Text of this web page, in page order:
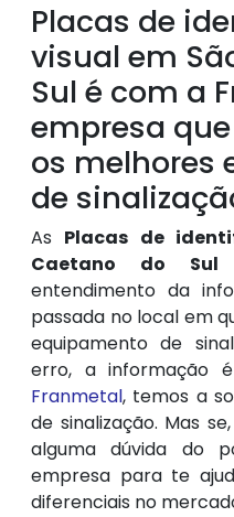
Placas de
visual em
Sul é com a
empresa
os melhores
de
As Placas de
Caetano do Sul
entendimento da
passada no local em
equipamento de
erro, a informação
Franmetal, temos a
de sinalização. Mas
alguma dúvida do
empresa para te
diferenciais no